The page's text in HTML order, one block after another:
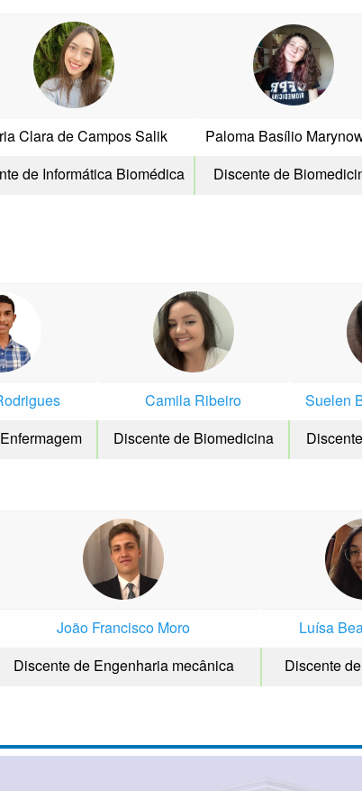
Clara de Campos Salik Paloma Basílio
de Informática Biomédica Discente de
Camila Ribeiro Suelen
Discente de Biomedicina
João Francisco Moro Luísa
Discente de Engenharia mecânica Discente